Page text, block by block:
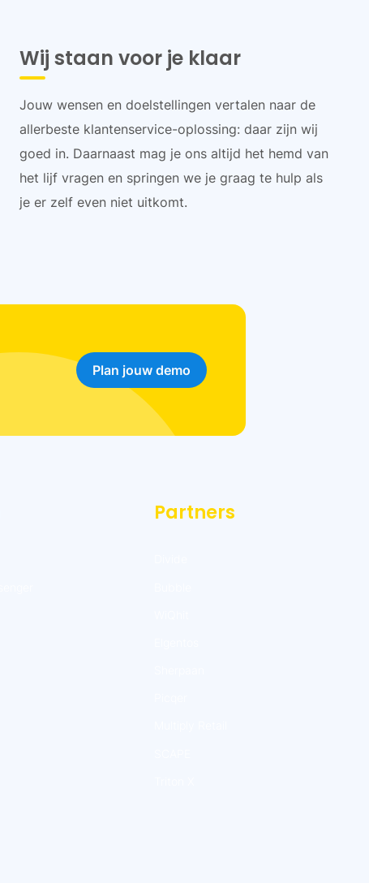
Wij staan voor je klaar
Jouw wensen en doelstellingen vertalen naar de
allerbeste klantenservice-oplossing: daar zijn wij
goed in. Daarnaast mag je ons altijd het hemd van
het lijf vragen en springen we je graag te hulp als
je er zelf even niet uitkomt.
Plan jouw demo
Partners